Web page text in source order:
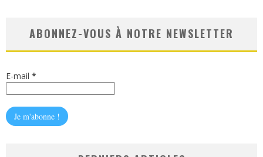
ABONNEZ-VOUS À NOTRE NEWSLETTER
E-mail *